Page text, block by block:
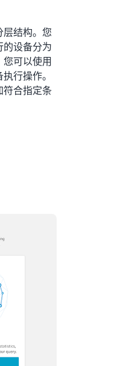
层结构。您
的设备分为
您可以使用
行操作。
符合指定条